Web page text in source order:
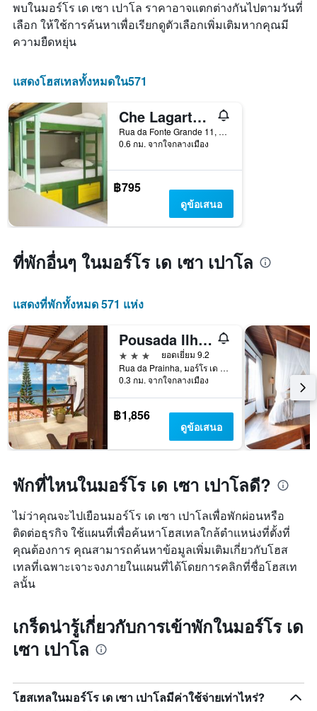
ของ
ห้อง
พัก
มี
แกน
X
1
แสดง
วัน
ก่อน
การ
เข้า
พัก
แผนภูมิ
มี
แกน
1
แแส
ดง
ของ
พัก
พบในมอร์โร เด เซา เปาโล ราคาอาจแตกต่างกันไปตามวันที่
เลือก ให้ใช้การค้นหาเพื่อเรียกดูตัวเลือกเพิ่มเติมหากคุณมี
ความยืดหยุ่น
แสดงโฮสเทลทั้งหมดใน571
Che Lagarto Hostel Morro De São Paulo
Rua da Fonte Grande 11, มอร์โร เด เซา เปาโล, บราซิล
0.6 กม. จากใจกลางเมือง
฿795
ดูข้อเสนอ
ที่พักอื่นๆ ในมอร์โร เด เซา เปาโล
แสดงที่พักทั้งหมด 571 แห่ง
Pousada Ilha da Saudade
3 ดาว
ยอดเยี่ยม 9.2
Rua da Prainha, มอร์โร เด เซา เปาโล, บราซิล
0.3 กม. จากใจกลางเมือง
฿1,856
ดูข้อเสนอ
พักที่ไหนในมอร์โร เด เซา เปาโลดี?
ไม่ว่าคุณจะไปเยือนมอร์โร เด เซา เปาโลเพื่อพักผ่อนหรือ
ติดต่อธุรกิจ ใช้แผนที่เพื่อค้นหาโฮสเทลใกล้ตำแหน่งที่ตั้งที่
คุณต้องการ คุณสามารถค้นหาข้อมูลเพิ่มเติมเกี่ยวกับโฮส
เทลที่เฉพาะเจาะจงภายในแผนที่ได้โดยการคลิกที่ชื่อโฮสเท
ลนั้น
เกร็ดน่ารู้เกี่ยวกับการเข้าพักในมอร์โร เด
เซา เปาโล
โฮสเทลในมอร์โร เด เซา เปาโลมีค่าใช้จ่ายเท่าไหร่?